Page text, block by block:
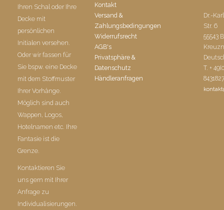
Ihren Schal oder Ihre
Decke mit
persönlichen
Initialen versehen.
Oder wir fassen für
Sie bspw. eine Decke
mit dem Stoffmuster
Ihrer Vorhänge.
Möglich sind auch
Wappen, Logos,
Hotelnamen etc. Ihre
Fantasie ist die
Grenze.
Kontaktieren Sie
uns gern mit Ihrer
Anfrage zu
Individualisierungen.
Kontakt
Versand &
Zahlungsbedingungen
Widerrufsrecht
AGB's
Privatsphäre &
Datenschutz
Händleranfragen
Dr.-
Str. 6
55543
T. +